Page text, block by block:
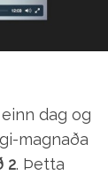
dag og
magnaða
2. Þetta